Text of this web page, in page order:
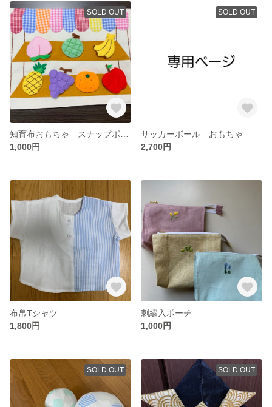
SOLD OUT
1,000円
SOLD OUT
サッカーボール おもちゃ
2,700円
布帛Tシャツ
1,800円
刺繍入ポーチ
1,000円
SOLD OUT SOLD OUT